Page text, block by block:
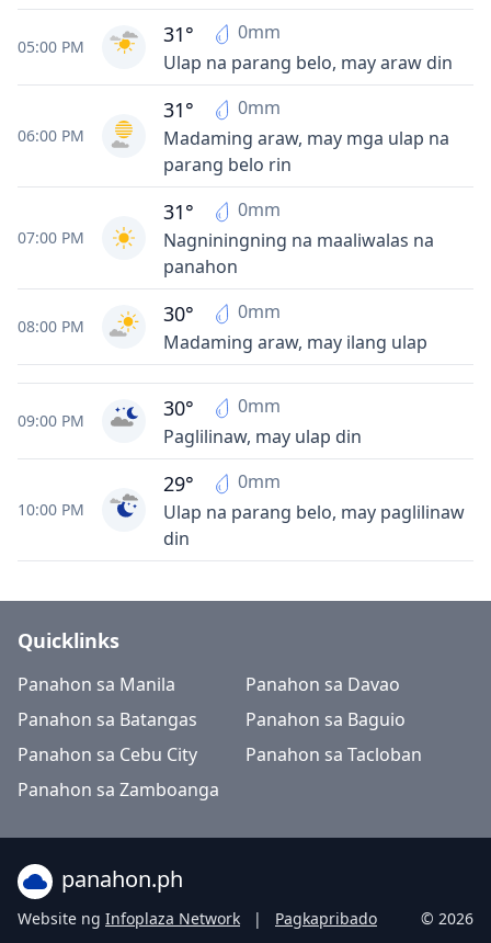
05:00 PM
Ulap na parang belo, may araw din
31° 0mm
06:00 PM
Madaming araw, may mga ulap na
parang belo rin
31° 0mm
07:00 PM
Nagniningning na maaliwalas na
panahon
31° 0mm
08:00 PM
Madaming araw, may ilang ulap
30° 0mm
09:00 PM
Paglilinaw, may ulap din
30° 0mm
10:00 PM
Ulap na parang belo, may paglilinaw
din
29° 0mm
Quicklinks
Panahon sa Manila
Panahon sa Davao
Panahon sa Batangas
Panahon sa Baguio
Panahon sa Cebu City
Panahon sa Tacloban
Panahon sa Zamboanga
panahon.ph
Website ng Infoplaza Network | Pagkapribado © 2026